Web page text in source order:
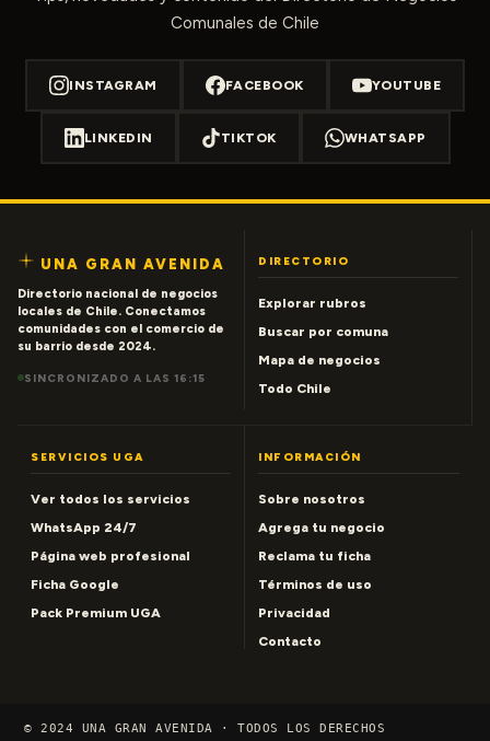
Comunales de Chile
INSTAGRAM FACEBOOK YOUTUBE
LINKEDIN TIKTOK WHATSAPP
UNA GRAN AVENIDA
Directorio nacional de negocios
locales de Chile. Conectamos
comunidades con el comercio de
su barrio desde 2024.
SINCRONIZADO A LAS 16:15
DIRECTORIO
Explorar rubros
Buscar por comuna
Mapa de negocios
Todo Chile
SERVICIOS UGA
Ver todos los servicios
WhatsApp 24/7
Página web profesional
Ficha Google
Pack Premium UGA
INFORMACIÓN
Sobre nosotros
Agrega tu negocio
Reclama tu ficha
Términos de uso
Privacidad
Contacto
© 2024 UNA GRAN AVENIDA · TODOS LOS DERECHOS